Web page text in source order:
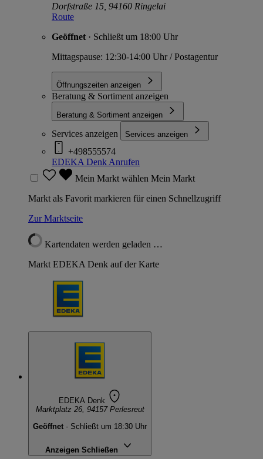
Dorfstraße 15, 94160 Ringelai
Route
Geöffnet · Schließt um 18:00 Uhr
Mittagspause: 12:30-14:00 Uhr / Postagentur
Öffnungszeiten anzeigen
Beratung & Sortiment anzeigen
Beratung & Sortiment anzeigen
Services anzeigen Services anzeigen
+498555574
EDEKA Denk Anrufen
Mein Markt wählen Mein Markt
Markt als Favorit markieren für einen Schnellzugriff
Zur Marktseite
Kartendaten werden geladen …
Markt EDEKA Denk auf der Karte
EDEKA Denk
Marktplatz 26, 94157 Perlesreut
Geöffnet · Schließt um 18:30 Uhr
Anzeigen Schließen